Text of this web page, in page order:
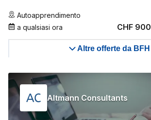
Autoapprendimento
a qualsiasi ora
CHF 900
Altre offerte da BFH
Altmann Consultants